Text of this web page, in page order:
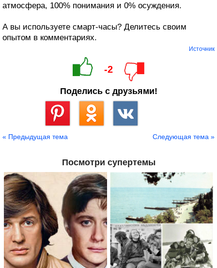
атмосфера, 100% понимания и 0% осуждения.
А вы используете смарт-часы? Делитесь своим
опытом в комментариях.
Источник
-2
Поделись с друзьями!
« Предыдущая тема Следующая тема »
Посмотри супертемы